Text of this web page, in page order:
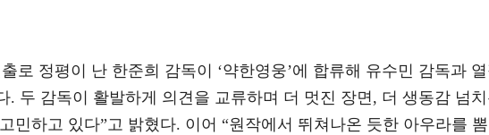
로 정평이 난 한준희 감독이 ‘약한영웅’에 합류해 유수민 감독과 열
. 두 감독이 활발하게 의견을 교류하며 더 멋진 장면, 더 생동감 넘
민하고 있다”고 밝혔다. 이어 “원작에서 뛰쳐나온 듯한 아우라를 뽐